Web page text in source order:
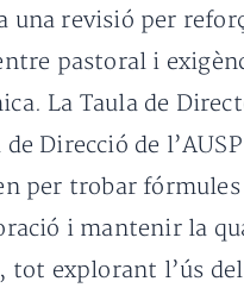
una revisió per
pastoral i
La Taula de
Direcció de
per trobar fórmules
i mantenir la
tot explorant l’ús